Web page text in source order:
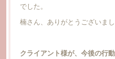
でした。
楠さん、ありがとうございまし
クライアント様が、今後の行